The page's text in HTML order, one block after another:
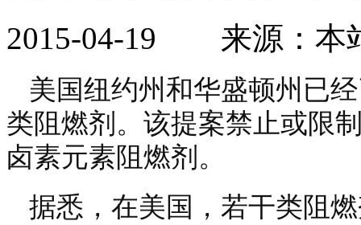
2015-04-19 来源：
美国纽约州和华盛顿州已
类阻燃剂。该提案禁止或限
卤素元素阻燃剂。
据悉，在美国，若干类阻